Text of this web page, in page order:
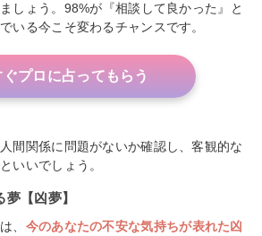
しょう。98%が『相談して良かった』と
いる今こそ変わるチャンスです。
プロに占ってもらう
間関係に問題がないか確認し、客観的な
いいでしょう。
【凶夢】
、 今のあなたの不安な気持ちが表れた凶